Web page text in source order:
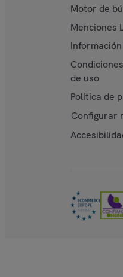
Motor de
Menciones
de uso
Política de
Configurar